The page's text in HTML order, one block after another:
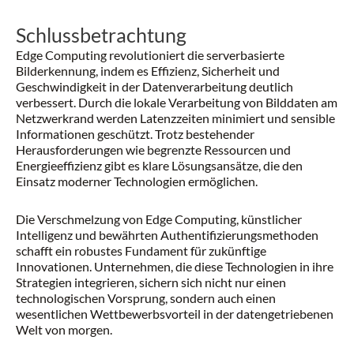
Schlussbetrachtung
Edge Computing revolutioniert die serverbasierte
Bilderkennung, indem es Effizienz, Sicherheit und
Geschwindigkeit in der Datenverarbeitung deutlich
verbessert. Durch die lokale Verarbeitung von Bilddaten am
Netzwerkrand werden Latenzzeiten minimiert und sensible
Informationen geschützt. Trotz bestehender
Herausforderungen wie begrenzte Ressourcen und
Energieeffizienz gibt es klare Lösungsansätze, die den
Einsatz moderner Technologien ermöglichen.
Die Verschmelzung von Edge Computing, künstlicher
Intelligenz und bewährten Authentifizierungsmethoden
schafft ein robustes Fundament für zukünftige
Innovationen. Unternehmen, die diese Technologien in ihre
Strategien integrieren, sichern sich nicht nur einen
technologischen Vorsprung, sondern auch einen
wesentlichen Wettbewerbsvorteil in der datengetriebenen
Welt von morgen.